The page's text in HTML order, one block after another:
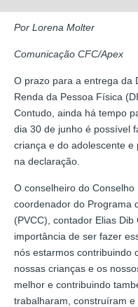
Por Lorena Molter
Comunicação CFC/Apex
O prazo para a entrega da
Renda da Pessoa Física
Contudo, ainda há tempo
dia 30 de junho é possível
criança e do adolescente
na declaração.
O conselheiro do
coordenador do Programa
(PVCC), contador Elias
importância de ser fazer
nós estarmos contribuindo
nossas crianças e os
melhor e contribuindo
trabalharam, construíram